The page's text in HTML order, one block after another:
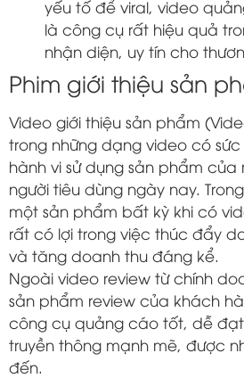
yếu tố để viral, video
là công cụ rất hiệu quả
nhận diện, uy tín cho
Phim giới thiệu sản
Video giới thiệu sản phẩm
trong những dạng video có
hành vi sử dụng sản phẩm
người tiêu dùng ngày nay.
một sản phẩm bất kỳ khi có
rất có lợi trong việc thúc đẩy
và tăng doanh thu đáng kể.
Ngoài video review từ chính
sản phẩm review của khách
công cụ quảng cáo tốt, dễ
truyền thông mạnh mẽ, được
đến.